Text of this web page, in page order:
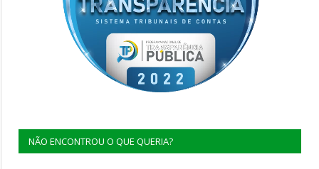
NÃO ENCONTROU O QUE QUERIA?